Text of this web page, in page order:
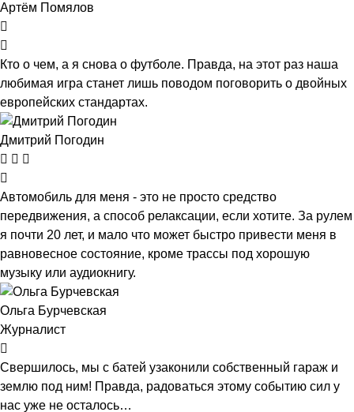
Артём Помялов
Кто о чем, а я снова о футболе. Правда, на этот раз наша
любимая игра станет лишь поводом поговорить о двойных
европейских стандартах.
Дмитрий Погодин
Автомобиль для меня - это не просто средство
передвижения, а способ релаксации, если хотите. За рулем
я почти 20 лет, и мало что может быстро привести меня в
равновесное состояние, кроме трассы под хорошую
музыку или аудиокнигу.
Ольга Бурчевская
Журналист
Свершилось, мы с батей узаконили собственный гараж и
землю под ним! Правда, радоваться этому событию сил у
нас уже не осталось…